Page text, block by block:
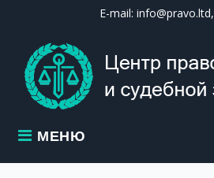
content
E-mail: info@pravo.ltd,
МЕНЮ